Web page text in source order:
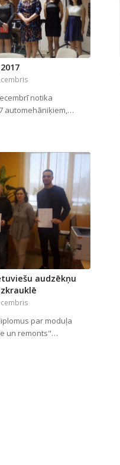
notika
automehāniķiem,…
audzēkņu
par moduļa
un remonts"…